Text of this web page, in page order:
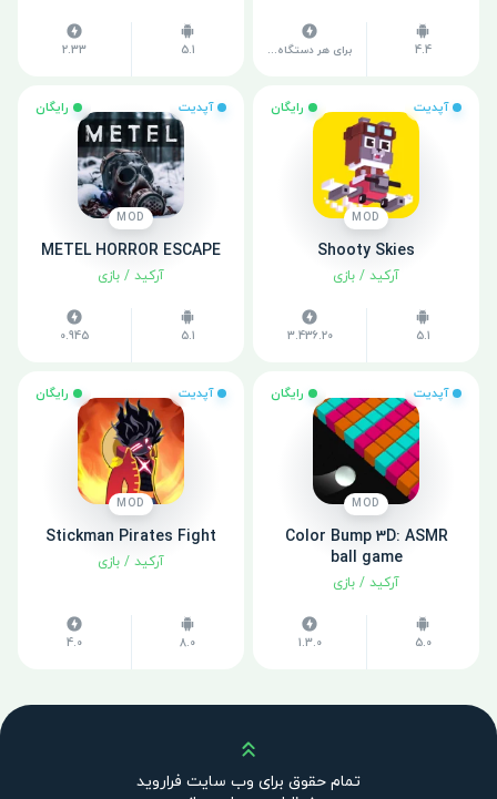
4.4 برای هر دستگاه متفاوت است 5.1
2.33
آپدیت رایگان
MOD
Shooty Skies
آرکید / بازی
5.1
3.436.20
آپدیت رایگان
MOD
METEL HORROR ESCAPE
آرکید / بازی
5.1
0.945
آپدیت رایگان
MOD
Color Bump 3D: ASMR
ball game
آرکید / بازی
5.0
1.3.0
آپدیت رایگان
MOD
Stickman Pirates Fight
آرکید / بازی
8.0
4.0
بالا
تمام حقوق برای وب سایت فراروید